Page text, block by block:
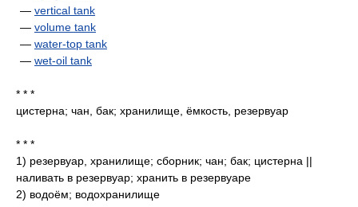
— vertical tank
— volume tank
— water-top tank
— wet-oil tank
* * *
цистерна; чан, бак; хранилище, ёмкость, резервуар
* * *
1) резервуар, хранилище; сборник; чан; бак; цистерна ||
наливать в резервуар; хранить в резервуаре
2) водоём; водохранилище